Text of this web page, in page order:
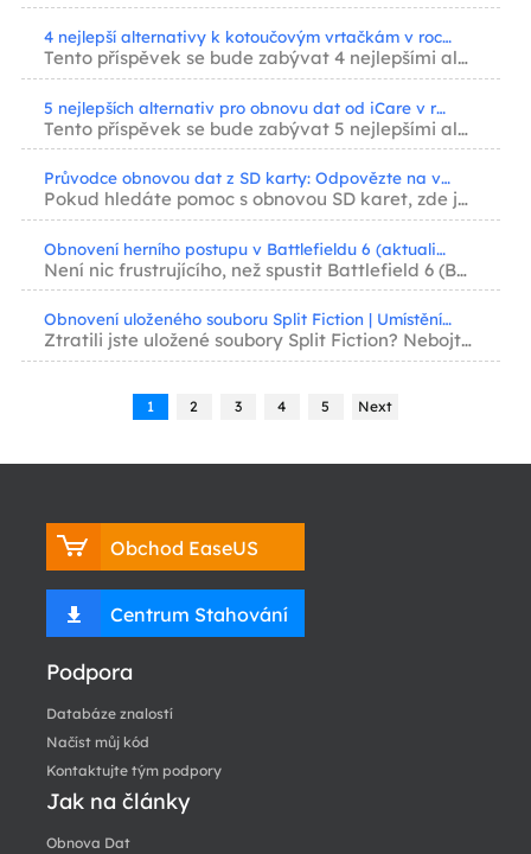
4 nejlepší alternativy k kotoučovým vrtačkám v roce 2025 [Ke stažení zdarma]
Tento příspěvek se bude zabývat 4 nejlepšími alternativami programu Disk Drill Data Recove...
5 nejlepších alternativ pro obnovu dat od iCare v roce 2025
Tento příspěvek se bude zabývat 5 nejlepšími alternativami iCare Data Recovery, včetně Eas...
Průvodce obnovou dat z SD karty: Odpovězte na všechny otázky (2025)
Pokud hledáte pomoc s obnovou SD karet, zde je ústřední stránka, která vám může odpovědět ...
Obnovení herního postupu v Battlefieldu 6 (aktualizace 2024)
Není nic frustrujícího, než spustit Battlefield 6 (BF6) a zjistit, že váš těžce vydobytý p...
Obnovení uloženého souboru Split Fiction | Umístění uloženého souboru hry
Ztratili jste uložené soubory Split Fiction? Nebojte se! Tento příspěvek vám představí umí...
1 2 3 4 5 Next
Obchod EaseUS
Centrum Stahování
Podpora
Databáze znalostí
Načíst můj kód
Kontaktujte tým podpory
Jak na články
Obnova Dat